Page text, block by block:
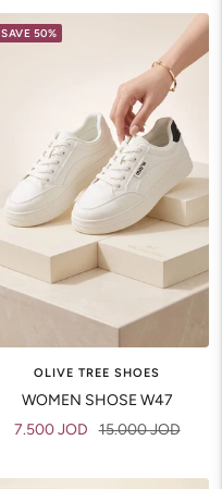
SAVE 50%
OLIVE TREE SHOES
WOMEN SHOSE W47
Sale
7.500 JOD Regular
15.000 JOD